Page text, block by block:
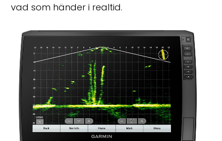
vad som händer i realtid.